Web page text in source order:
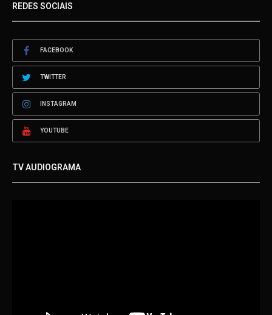
REDES SOCIAIS
FACEBOOK
TWITTER
INSTAGRAM
YOUTUBE
TV AUDIOGRAMA